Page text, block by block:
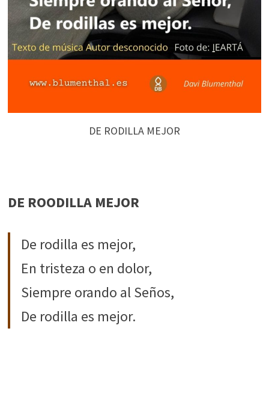
DE RODILLA MEJOR
DE ROODILLA MEJOR
De rodilla es mejor,
En tristeza o en dolor,
Siempre orando al Seños,
De rodilla es mejor.